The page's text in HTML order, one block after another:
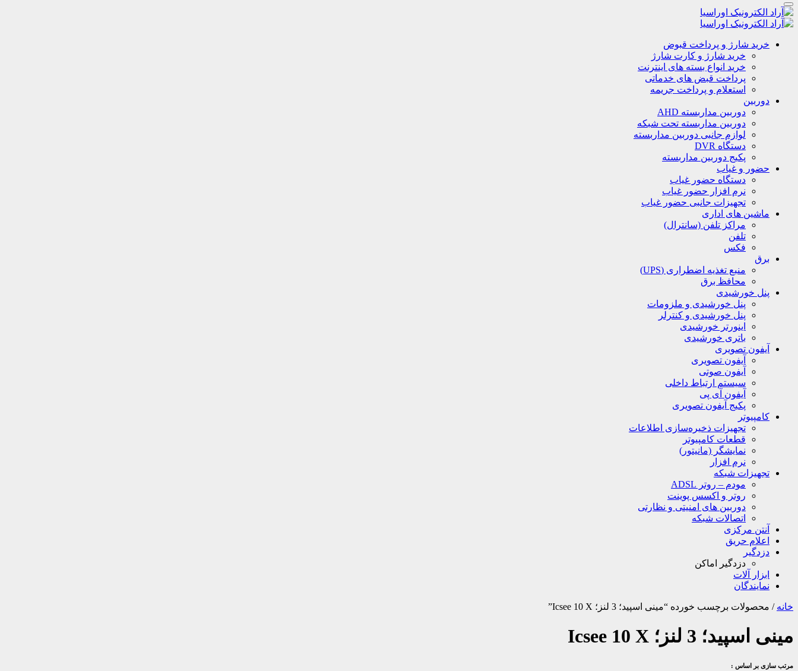
خرید شارژ و پرداخت قبوض
خرید شارژ و کارت شارژ
خرید انواع بسته های اینترنت
پرداخت قبض های خدماتی
استعلام و پرداخت جریمه
دوربین
دوربین مداربسته AHD
دوربین مداربسته تحت شبکه
لوازم جانبی دوربین مداربسته
دستگاه DVR
پکیج دوربین مداربسته
حضور و غیاب
دستگاه حضور غیاب
نرم افزار حضور غیاب
تجهیزات جانبی حضور غیاب
ماشین های اداری
مراکز تلفن (سانترال)
تلفن
فکس
برق
منبع تغذیه اضطراری (UPS)
محافظ برق
پنل خورشیدی
پنل خورشیدی و ملزومات
پنل خورشیدی و کنترلر
اینورتر خورشیدی
باتری خورشیدی
آیفون تصویری
آیفون تصویری
آیفون صوتی
سیستم ارتباط داخلی
آیفون آی پی
پکیج آیفون تصویری
کامپیوتر
تجهیزات ذخیره‌سازی اطلاعات
قطعات کامپیوتر
نمایشگر (مانیتور)
نرم افزار
تجهیزات شبکه
مودم – روتر ADSL
روتر و اکسس پوینت
دوربین های امنیتی و نظارتی
اتصالات شبکه
آنتن مرکزی
اعلام حریق
دزدگیر
دزدگیر اماکن
ابزار آلات
نمایندگان
خانه / محصولات برچسب خورده “مینی اسپید؛ 3 لنز؛ Icsee 10 X”
مینی اسپید؛ 3 لنز؛ Icsee 10 X
مرتب سازی بر اساس :